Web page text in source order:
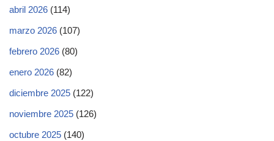
abril 2026 (114)
marzo 2026 (107)
febrero 2026 (80)
enero 2026 (82)
diciembre 2025 (122)
noviembre 2025 (126)
octubre 2025 (140)